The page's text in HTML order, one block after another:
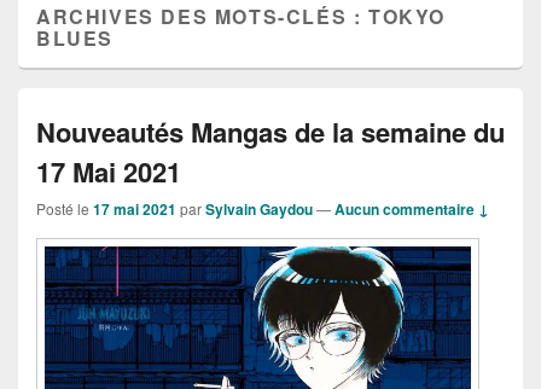
ARCHIVES DES MOTS-CLÉS :TOKYO
BLUES
Nouveautés Mangas de la semaine du
17 Mai 2021
Posté le 17 mai 2021 parSylvain Gaydou—Aucun commentaire ↓